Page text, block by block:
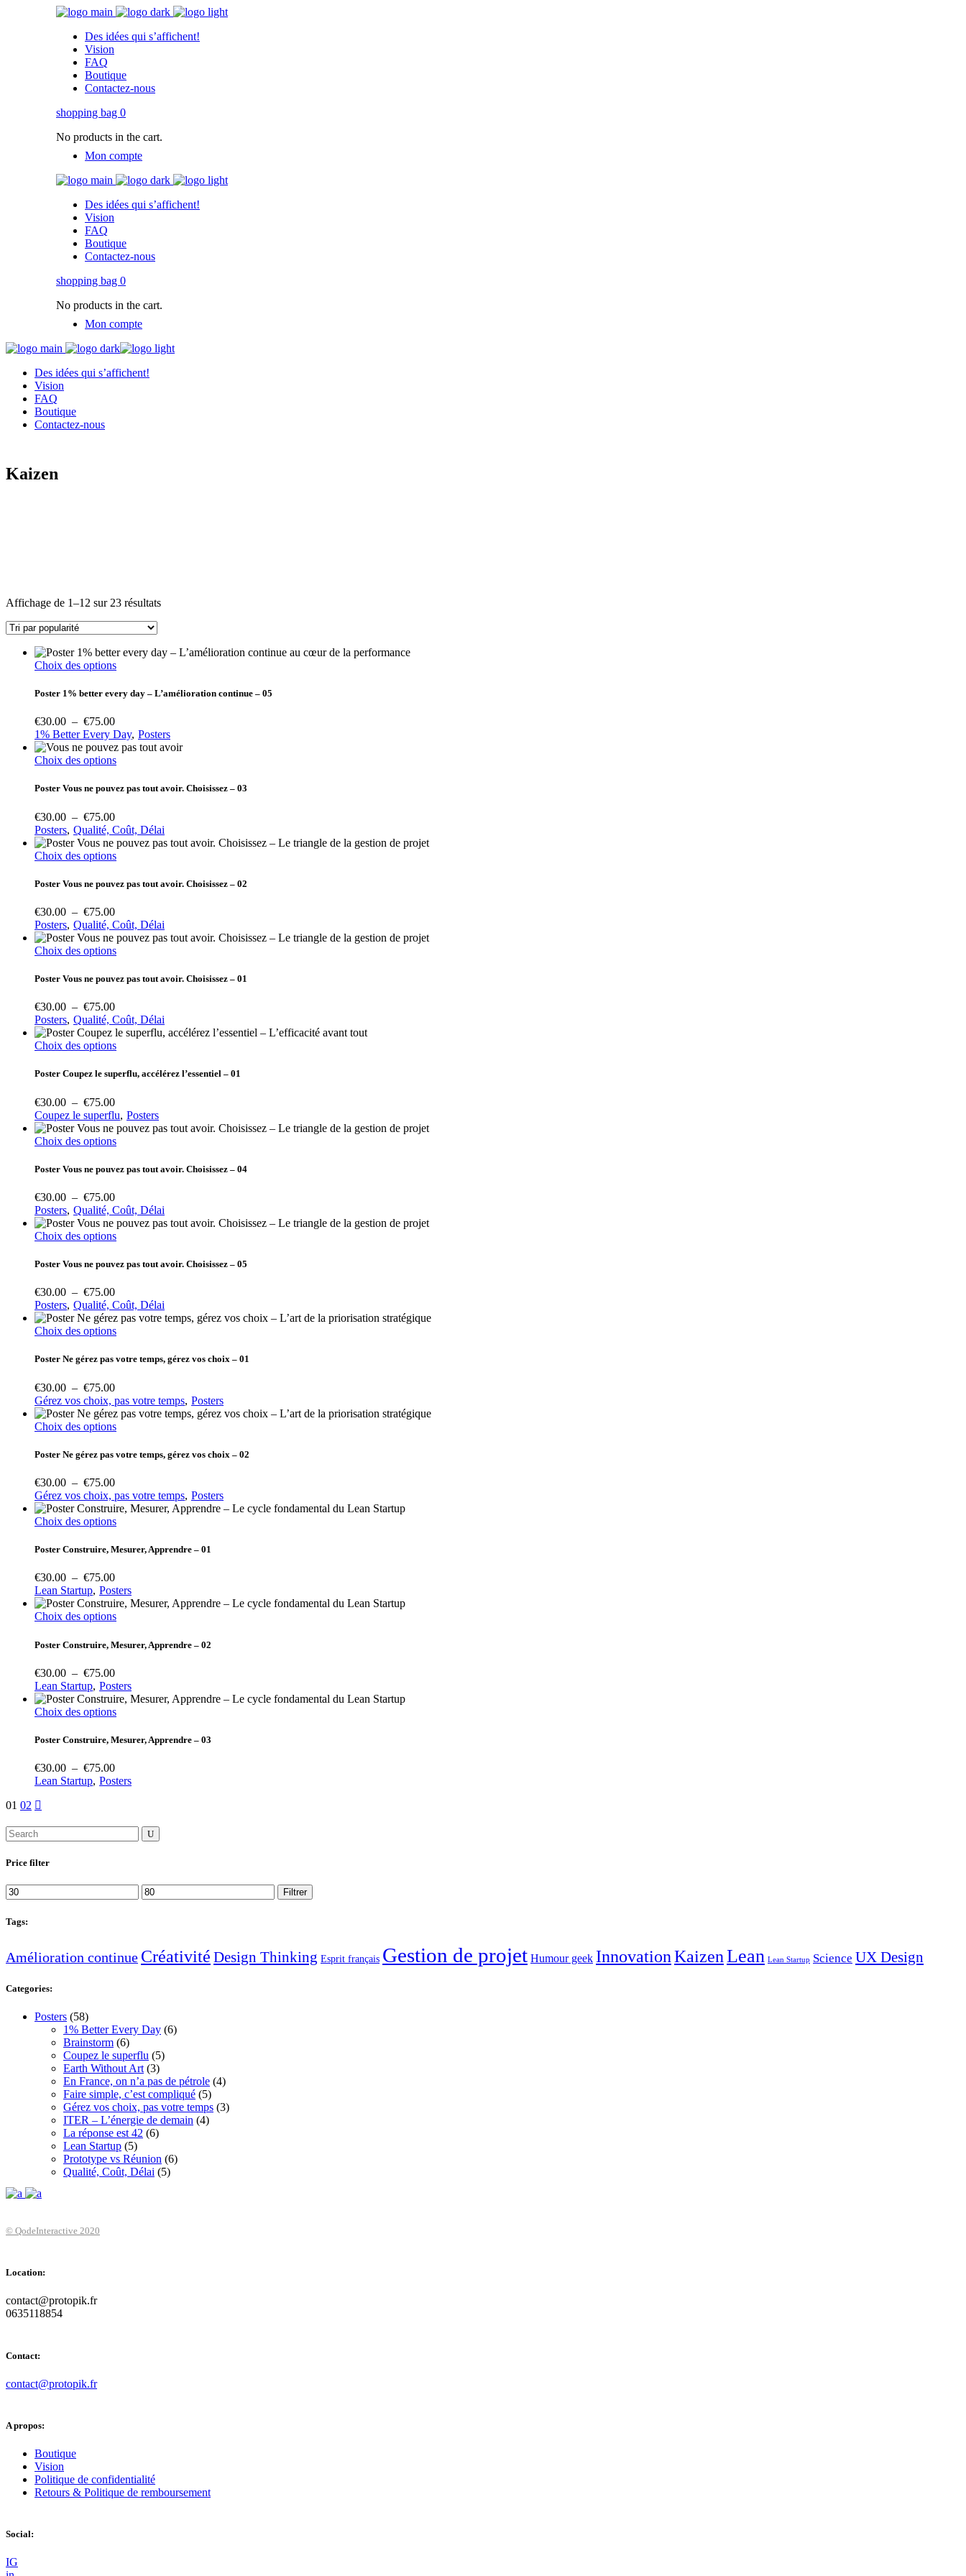
Des idées qui s’affichent!
Vision
FAQ
Boutique
Contactez-nous
shopping bag 0
No products in the cart.
Mon compte
Des idées qui s’affichent!
Vision
FAQ
Boutique
Contactez-nous
shopping bag 0
No products in the cart.
Mon compte
Des idées qui s’affichent!
Vision
FAQ
Boutique
Contactez-nous
Kaizen
Affichage de 1–12 sur 23 résultatsTrié
Choix des optionsCe
a
Les
options
peuvent
être
sur
du
produit
Poster 1% better every day – L’amélioration continue – 05
€30.00 – €75.00Plage
de
prix :
€30.00
€75.00
1% Better Every Day Posters
Choix des optionsCe
a
Les
options
peuvent
être
sur
du
produit
Poster Vous ne pouvez pas tout avoir. Choisissez – 03
€30.00 – €75.00Plage
de
prix :
€30.00
€75.00
Posters Qualité, Coût, Délai
Choix des optionsCe
a
Les
options
peuvent
être
sur
du
produit
Poster Vous ne pouvez pas tout avoir. Choisissez – 02
€30.00 – €75.00Plage
de
prix :
€30.00
€75.00
Posters Qualité, Coût, Délai
Choix des optionsCe
a
Les
options
peuvent
être
sur
du
produit
Poster Vous ne pouvez pas tout avoir. Choisissez – 01
€30.00 – €75.00Plage
de
prix :
€30.00
€75.00
Posters Qualité, Coût, Délai
Choix des optionsCe
a
Les
options
peuvent
être
sur
du
produit
Poster Coupez le superflu, accélérez l’essentiel – 01
€30.00 – €75.00Plage
de
prix :
€30.00
€75.00
Coupez le superflu Posters
Choix des optionsCe
a
Les
options
peuvent
être
sur
du
produit
Poster Vous ne pouvez pas tout avoir. Choisissez – 04
€30.00 – €75.00Plage
de
prix :
€30.00
€75.00
Posters Qualité, Coût, Délai
Choix des optionsCe
a
Les
options
peuvent
être
sur
du
produit
Poster Vous ne pouvez pas tout avoir. Choisissez – 05
€30.00 – €75.00Plage
de
prix :
€30.00
€75.00
Posters Qualité, Coût, Délai
Choix des optionsCe
a
options
peuvent
être
sur
du
produit
Poster Ne gérez pas votre temps, gérez vos choix – 01
€30.00 – €75.00Plage
de
prix :
€30.00
€75.00
Gérez vos choix, pas votre temps Posters
Choix des optionsCe
a
options
peuvent
être
sur
du
produit
Poster Ne gérez pas votre temps, gérez vos choix – 02
€30.00 – €75.00Plage
de
prix :
€30.00
€75.00
Gérez vos choix, pas votre temps Posters
Choix des optionsCe
a
Les
options
peuvent
être
sur
du
produit
Poster Construire, Mesurer, Apprendre – 01
€30.00 – €75.00Plage
de
prix :
€30.00
€75.00
Lean Startup Posters
Choix des optionsCe
a
plusieurs
Les
options
peuvent
être
sur
du
Poster Construire, Mesurer, Apprendre – 02
€30.00 – €75.00Plage
de
prix :
€30.00
€75.00
Lean Startup Posters
Choix des optionsCe
a
Les
options
choisies
sur
produit
Poster Construire, Mesurer, Apprendre – 03
€30.00 – €75.00Plage
de
€75.00
Lean Startup Posters
01 02
Search
for:
Price filter
Prix
min
Prix
max
Filtrer
Tags:
Amélioration continue Créativité Design Thinking Esprit français Gestion de projet Humour geek InnovationKaizenLean Lean Startup Science UX Design
Categories:
Posters (58)
1% Better Every Day (6)
Brainstorm (6)
Coupez le superflu (5)
Earth Without Art (3)
En France, on n’a pas de pétrole (4)
Faire simple, c’est compliqué (5)
Gérez vos choix, pas votre temps (3)
ITER – L’énergie de demain (4)
La réponse est 42 (6)
Lean Startup (5)
Prototype vs Réunion (6)
Qualité, Coût, Délai (5)
© QodeInteractive 2020
Location:
contact@protopik.fr
0635118854
Contact:
contact@protopik.fr
A propos:
Boutique
Vision
Politique de confidentialité
Retours & Politique de remboursement
Social:
IG